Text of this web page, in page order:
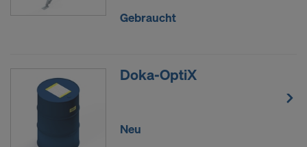
Gebraucht
Doka-OptiX
Neu